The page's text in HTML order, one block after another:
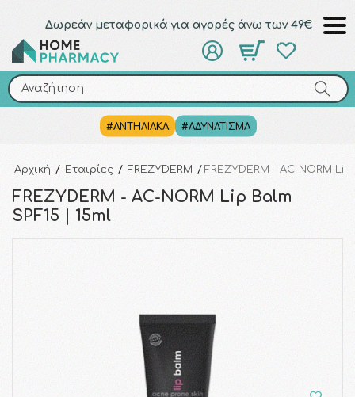
Δωρεάν μεταφορικά για αγορές άνω των 49€
Αναζήτηση
#ΑΝΤΗΛΙΑΚΑ #ΑΔΥΝΑΤΙΣΜΑ
Αναζήτηση
Αρχική / Εταιρίες / FREZYDERM / FREZYDERM - AC-NORM
FREZYDERM - AC-NORM Lip Balm
SPF15 | 15ml